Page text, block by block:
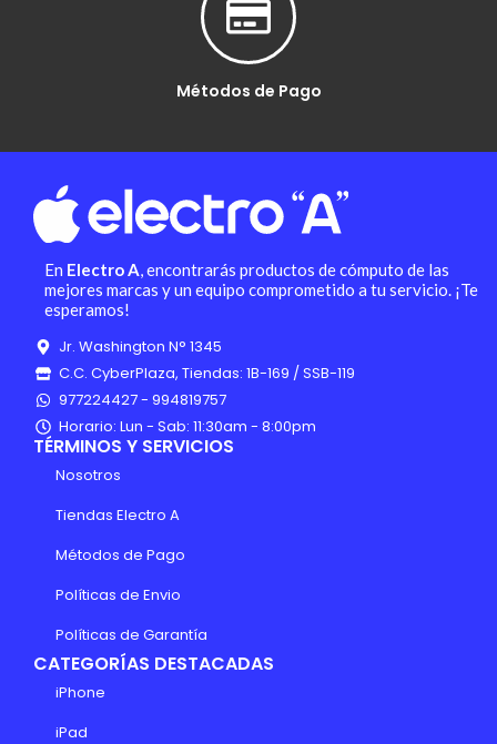
Métodos de Pago
En Electro A, encontrarás productos de cómputo de las
mejores marcas y un equipo comprometido a tu servicio. ¡Te
esperamos!
Jr. Washington N° 1345
C.C. CyberPlaza, Tiendas: 1B-169 / SSB-119
977224427 - 994819757
Horario: Lun - Sab: 11:30am - 8:00pm
TÉRMINOS Y SERVICIOS
Nosotros
Tiendas Electro A
Métodos de Pago
Políticas de Envio
Políticas de Garantía
CATEGORÍAS DESTACADAS
iPhone
iPad